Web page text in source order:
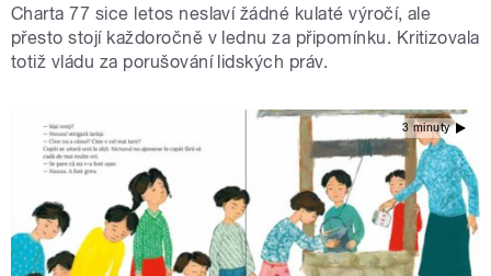
Charta 77 sice letos neslaví žádné kulaté výročí, ale
přesto stojí každoročně v lednu za připomínku. Kritizovala
totiž vládu za porušování lidských práv.
3 minuty